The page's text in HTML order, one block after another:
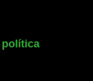
política